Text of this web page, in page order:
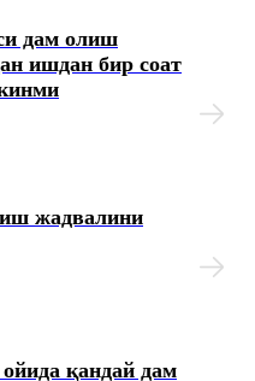
дам олиш
ишдан бир соат
жадвалини
қандай дам